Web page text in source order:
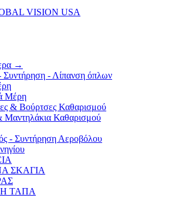
VISION USA
→
Συντήρηση - Λίπανση όπλων
Μέρη
& Βούρτσες Καθαρισμού
Μαντηλάκια Καθαρισμού
- Συντήρηση Αεροβόλου
ΣΚΑΓΙΑ
ΤΑΠΑ